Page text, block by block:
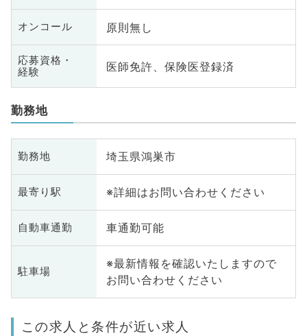
オンコール 原則無し
応募資格・
経験
医師免許、保険医登録済
勤務地
勤務地 埼玉県鴻巣市
最寄り駅 ※詳細はお問い合わせください
自動車通勤 車通勤可能
駐車場
※最新情報を確認いたしますので
お問い合わせください
この求人と条件が近い求人